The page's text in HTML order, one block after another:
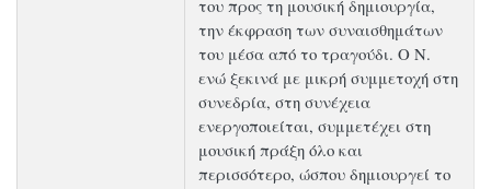
του προς τη μουσική δημιουργία,
την έκφραση των συναισθημάτων
του μέσα από το τραγούδι. Ο Ν.
ενώ ξεκινά με μικρή συμμετοχή στη
συνεδρία, στη συνέχεια
ενεργοποιείται, συμμετέχει στη
μουσική πράξη όλο και
περισσότερο, ώσπου δημιουργεί το